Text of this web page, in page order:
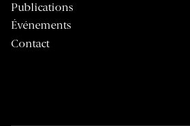
Publications
Événements
Contact